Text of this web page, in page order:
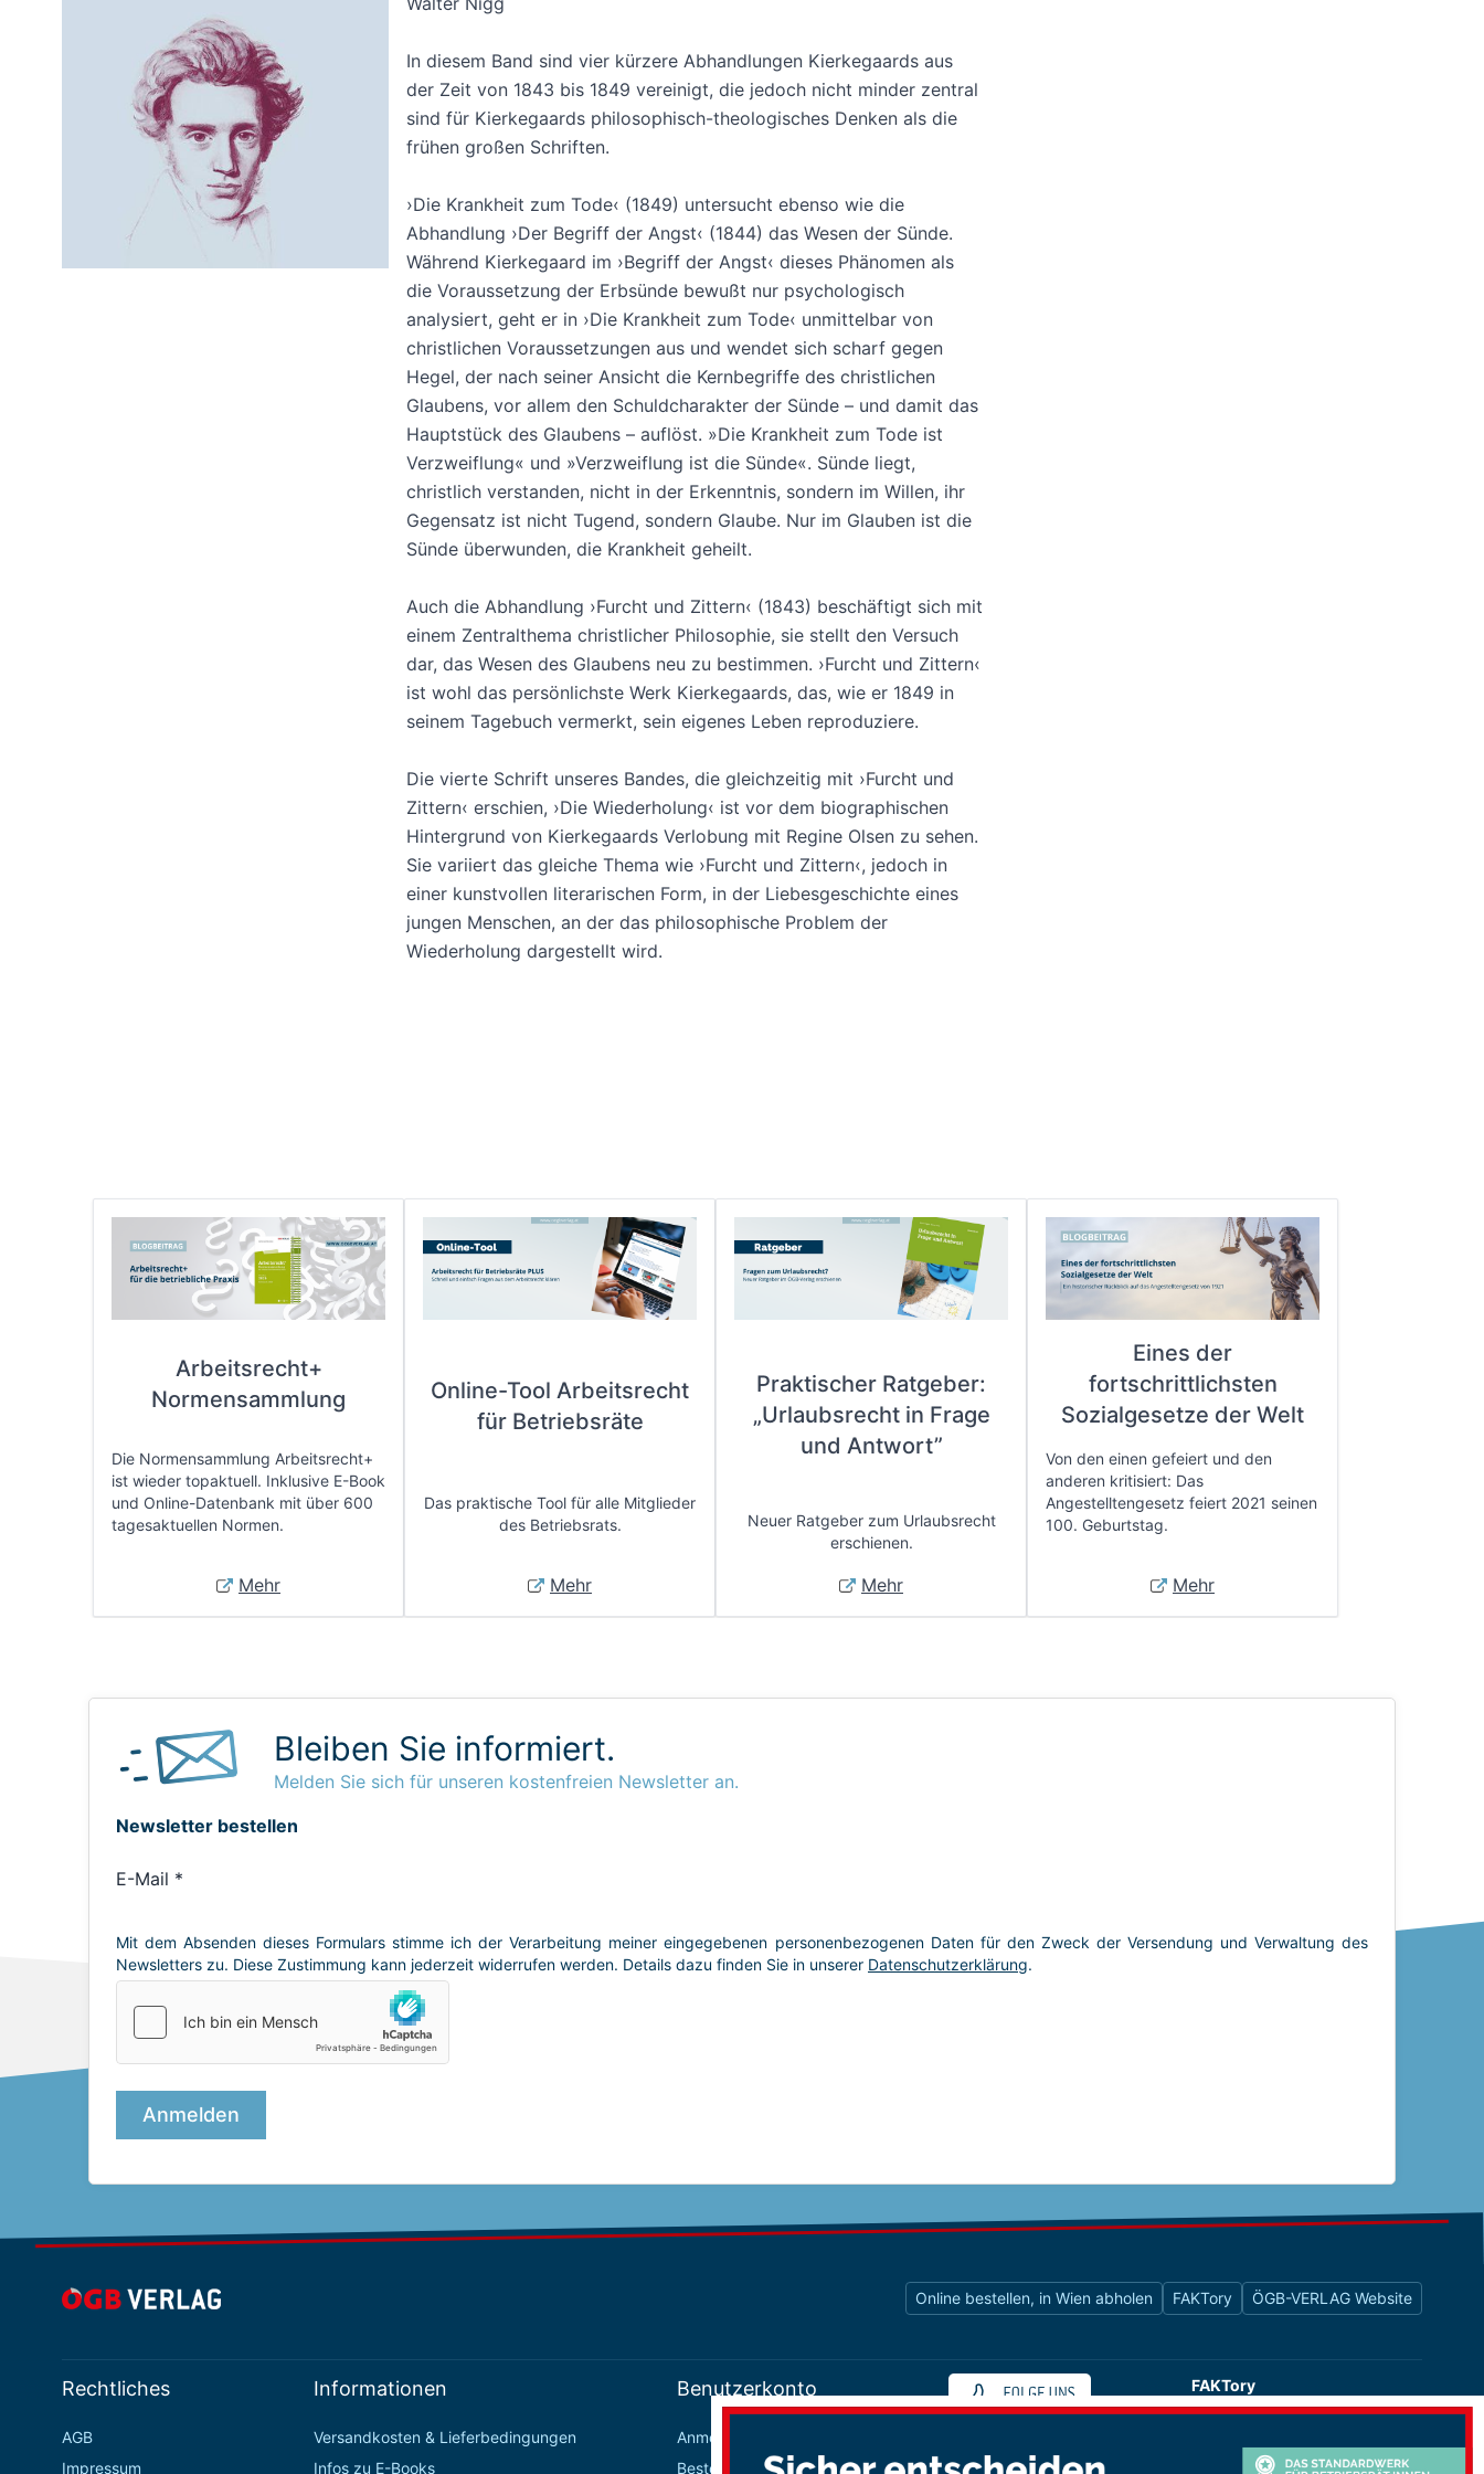
In diesem Band sind vier kürzere Abhandlungen Kierkegaards aus
der Zeit von 1843 bis 1849 vereinigt, die jedoch nicht minder zentral
sind für Kierkegaards philosophisch-theologisches Denken als die
frühen großen Schriften.
›Die Krankheit zum Tode‹ (1849) untersucht ebenso wie die
Abhandlung ›Der Begriff der Angst‹ (1844) das Wesen der Sünde.
Während Kierkegaard im ›Begriff der Angst‹ dieses Phänomen als
die Voraussetzung der Erbsünde bewußt nur psychologisch
analysiert, geht er in ›Die Krankheit zum Tode‹ unmittelbar von
christlichen Voraussetzungen aus und wendet sich scharf gegen
Hegel, der nach seiner Ansicht die Kernbegriffe des christlichen
Glaubens, vor allem den Schuldcharakter der Sünde – und damit das
Hauptstück des Glaubens – auflöst. »Die Krankheit zum Tode ist
Verzweiflung« und »Verzweiflung ist die Sünde«. Sünde liegt,
christlich verstanden, nicht in der Erkenntnis, sondern im Willen, ihr
Gegensatz ist nicht Tugend, sondern Glaube. Nur im Glauben ist die
Sünde überwunden, die Krankheit geheilt.
Auch die Abhandlung ›Furcht und Zittern‹ (1843) beschäftigt sich mit
einem Zentralthema christlicher Philosophie, sie stellt den Versuch
dar, das Wesen des Glaubens neu zu bestimmen. ›Furcht und Zittern‹
ist wohl das persönlichste Werk Kierkegaards, das, wie er 1849 in
seinem Tagebuch vermerkt, sein eigenes Leben reproduziere.
Die vierte Schrift unseres Bandes, die gleichzeitig mit ›Furcht und
Zittern‹ erschien, ›Die Wiederholung‹ ist vor dem biographischen
Hintergrund von Kierkegaards Verlobung mit Regine Olsen zu sehen.
Sie variiert das gleiche Thema wie ›Furcht und Zittern‹, jedoch in
einer kunstvollen literarischen Form, in der Liebesgeschichte eines
jungen Menschen, an der das philosophische Problem der
Wiederholung dargestellt wird.
Arbeitsrecht+
Normensammlung
Die Normensammlung Arbeitsrecht+
ist wieder topaktuell. Inklusive E-Book
und Online-Datenbank mit über 600
tagesaktuellen Normen.
Mehr
Online-Tool Arbeitsrecht
für Betriebsräte
Das praktische Tool für alle Mitglieder
des Betriebsrats.
Mehr
Praktischer Ratgeber:
„Urlaubsrecht in Frage
und Antwort”
Neuer Ratgeber zum Urlaubsrecht
erschienen.
Mehr
Eines der
fortschrittlichsten
Sozialgesetze der Welt
Von den einen gefeiert und den
anderen kritisiert: Das
Angestelltengesetz feiert 2021 seinen
100. Geburtstag.
Mehr
Bleiben Sie informiert.
Melden Sie sich für unseren kostenfreien Newsletter an.
Online bestellen, in Wien abholen FAKTory ÖGB-VERLAG Website
Rechtliches
AGB
Impressum
Informationen
Versandkosten & Lieferbedingungen
Infos zu E-Books
Benutzerkonto
Anmelden / Registrieren
Bestellungen
FAKTory
Buchhandlung des ÖGB-Verlags
1010 Wien